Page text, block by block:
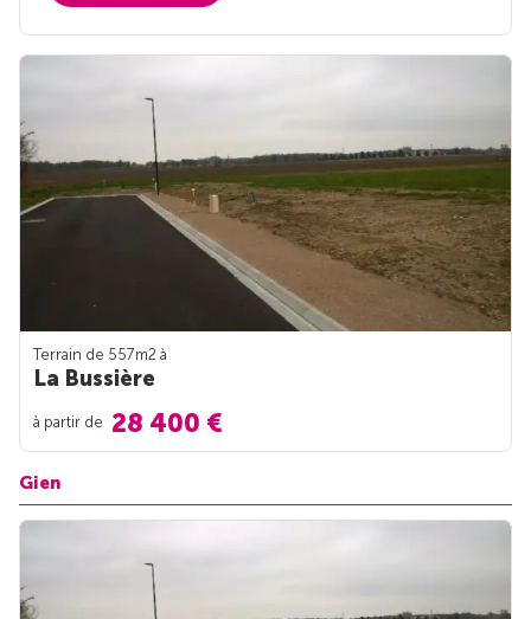
Terrain de 557m2 à
La Bussière
à partir de 28 400 €
Gien